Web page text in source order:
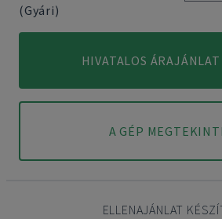
(Gyári)
HIVATALOS
A GÉP
ELLENAJÁNLAT